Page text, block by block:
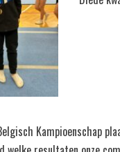
Kampioenschap